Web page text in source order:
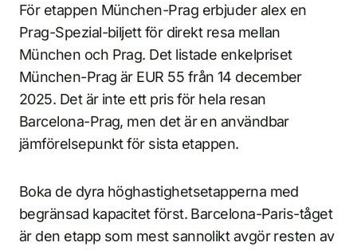
För etappen München-Prag erbjuder alex en
Prag-Spezial-biljett för direkt resa mellan
München och Prag. Det listade enkelpriset
München-Prag är EUR 55 från 14 december
2025. Det är inte ett pris för hela resan
Barcelona-Prag, men det är en användbar
jämförelsepunkt för sista etappen.
Boka de dyra höghastighetsetapperna med
begränsad kapacitet först. Barcelona-Paris-tåget
är den etapp som mest sannolikt avgör resten av